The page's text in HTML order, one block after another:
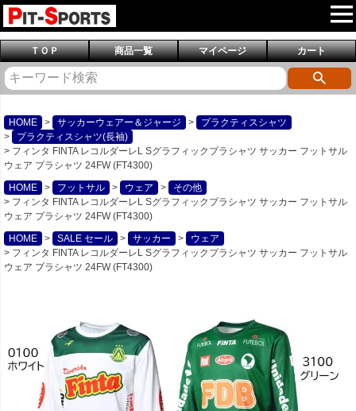
ＴＯＰ 商品一覧 マイページ カート
HOME サッカーウェアー＆ジャージ
プラクティスシャツ
プラクティスシャツ(長袖)
フィンタ FINTA レコルダーレL Sグラフィックプラシャツ サッカー フットサル
ウェア プラシャツ 24FW (FT4300)
HOME
フットサル ウェア
その他
フィンタ FINTA レコルダーレL Sグラフィックプラシャツ サッカー フットサル
ウェア プラシャツ 24FW (FT4300)
HOME
SALE セール サッカー
ウェア
フィンタ FINTA レコルダーレL Sグラフィックプラシャツ サッカー フットサル
ウェア プラシャツ 24FW (FT4300)